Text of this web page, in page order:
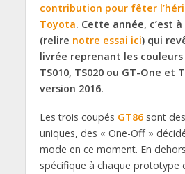
contribution pour fêter
Toyota. Cette année, c’est
(relire notre essai ici) qui
livrée reprenant les
TS010, TS020 ou GT-One et
version 2016.
Les trois coupés GT86sont
uniques, des « One-Off »
mode en ce moment. En
spécifique à chaque prototype